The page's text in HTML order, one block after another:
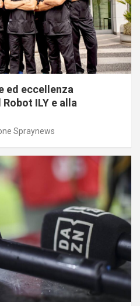
ed eccellenza
ILY e alla
Spraynews